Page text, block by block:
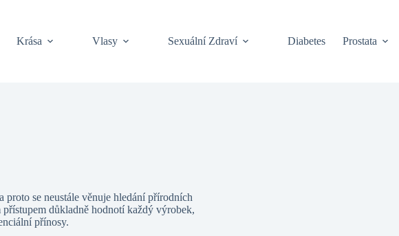
Krása Vlasy Sexuální Zdraví Diabetes Prostata
proto se neustále věnuje hledání přírodních
důkladně hodnotí každý výrobek,
přínosy.